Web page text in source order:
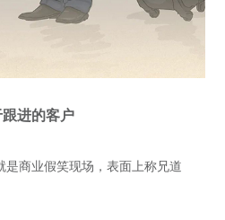
跟进的客户
商业假笑现场，表面上称兄道